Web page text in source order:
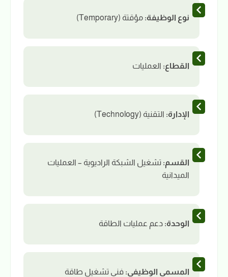
نوع الوظيفة: مؤقتة (Temporary)
القطاع: العمليات
الإدارة: التقنية (Technology)
القسم: تشغيل الشبكة الراديوية – العمليات
الميدانية
الوحدة: دعم عمليات الطاقة
المسمى الوظيفي: فني تشغيل طاقة